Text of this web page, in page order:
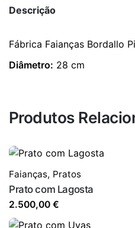
Descrição
Fábrica Faianças Bordallo
Diâmetro: 28 cm
Produtos
Faianças, Pratos
Prato com Lagosta
2.500,00 €